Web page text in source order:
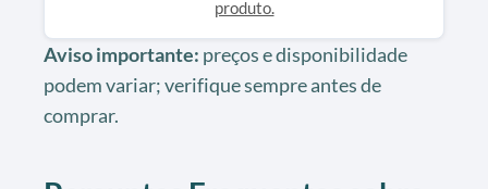
produto.
Aviso importante: preços e disponibilidade
podem variar; verifique sempre antes de
comprar.